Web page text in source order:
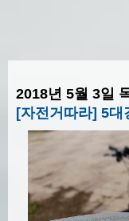
2018년 5월 3일
[자전거따라] 5대